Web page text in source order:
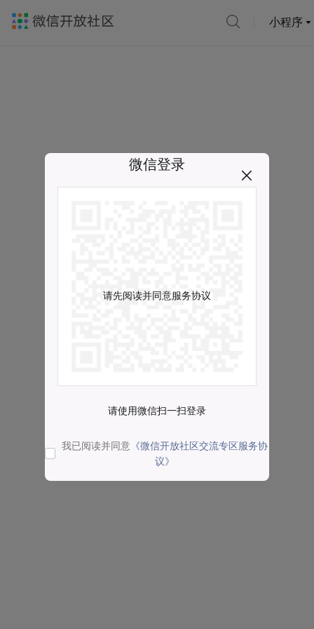
小程序
微信登录
请先阅读并同意服务协议
请使用微信扫一扫登录
我已阅读并同意 《微信开放社区交流专区服务协
议》